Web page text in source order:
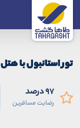
تور استانبول با
97 درصد
رضایت مسافرین